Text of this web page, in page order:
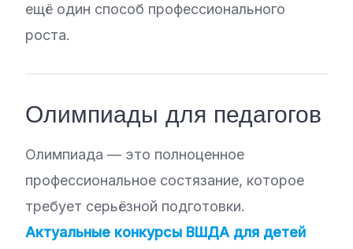
ещё один способ профессионального
роста.
Олимпиады для педагогов
Олимпиада — это полноценное
профессиональное состязание, которое
требует серьёзной подготовки.
Актуальные конкурсы ВШДА для детей